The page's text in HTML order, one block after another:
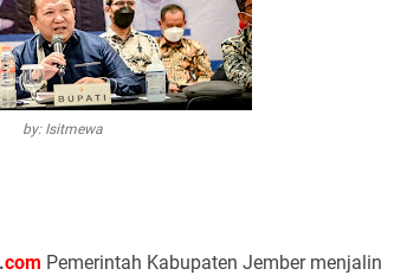
by: Isitmewa
.com Pemerintah Kabupaten Jember menjalin